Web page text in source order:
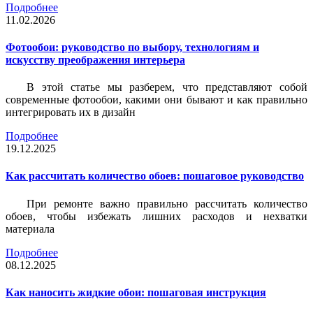
Подробнее
11.02.2026
Фотообои: руководство по выбору, технологиям и
искусству преображения интерьера
В этой статье мы разберем, что представляют собой
современные фотообои, какими они бывают и как правильно
интегрировать их в дизайн
Подробнее
19.12.2025
Как рассчитать количество обоев: пошаговое руководство
При ремонте важно правильно рассчитать количество
обоев, чтобы избежать лишних расходов и нехватки
материала
Подробнее
08.12.2025
Как наносить жидкие обои: пошаговая инструкция